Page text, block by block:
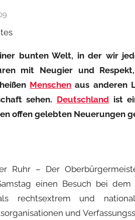
bunten Welt, in der wir
mit Neugier und
Menschen aus anderen
sehen. Deutschlandist
offen gelebten Neuerungen
Ruhr – Der
einen Besuch bei dem
rechtsextrem und
und